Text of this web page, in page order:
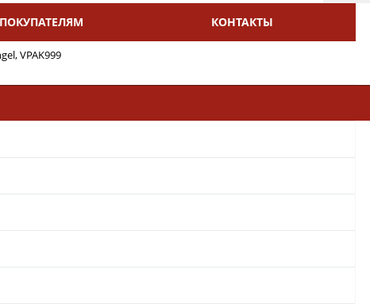
ПОКУПАТЕЛЯМ КОНТАКТЫ
VPAK999